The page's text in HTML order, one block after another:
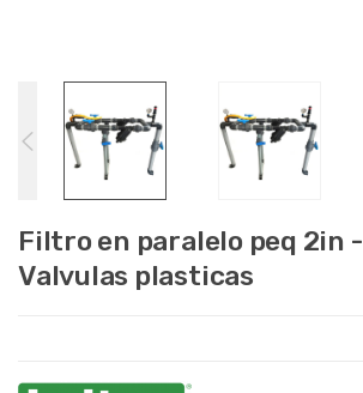
Filtro en paralelo peq 2in -
Valvulas plasticas